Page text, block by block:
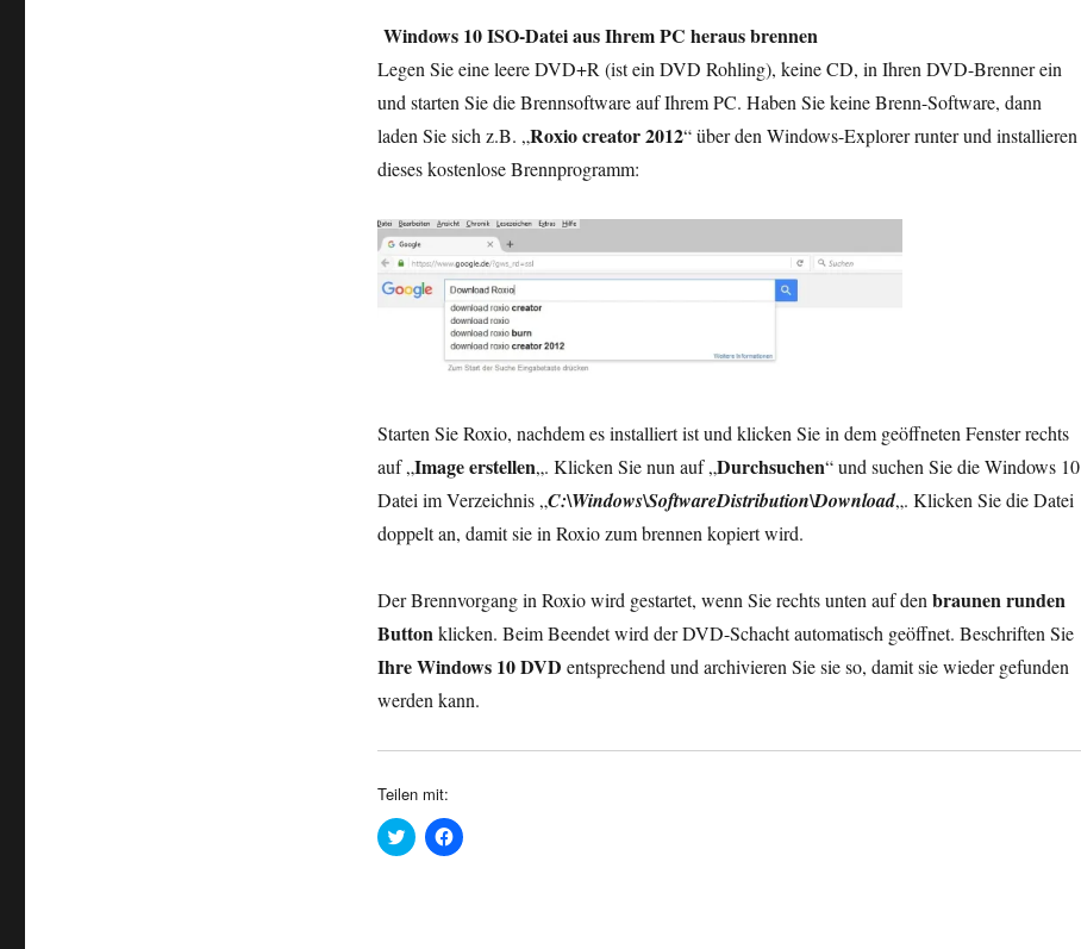
Windows 10 ISO-Datei aus Ihrem PC heraus brennen
Legen Sie eine leere DVD+R (ist ein DVD Rohling), keine CD, in Ihren DVD-Brenner ein
und starten Sie die Brennsoftware auf Ihrem PC. Haben Sie keine Brenn-Software, dann
laden Sie sich z.B. „Roxio creator 2012“ über den Windows-Explorer runter und installieren
dieses kostenlose Brennprogramm:
Starten Sie Roxio, nachdem es installiert ist und klicken Sie in dem geöffneten Fenster rechts
auf „Image erstellen„. Klicken Sie nun auf „Durchsuchen“ und suchen Sie die Windows 10
Datei im Verzeichnis „C:\Windows\SoftwareDistribution\Download„. Klicken Sie die Datei
doppelt an, damit sie in Roxio zum brennen kopiert wird.
Der Brennvorgang in Roxio wird gestartet, wenn Sie rechts unten auf den braunen runden
Buttonklicken. Beim Beendet wird der DVD-Schacht automatisch geöffnet. Beschriften Sie
Ihre Windows 10 DVD entsprechend und archivieren Sie sie so, damit sie wieder gefunden
werden kann.
Teilen mit:
K
l
K
l